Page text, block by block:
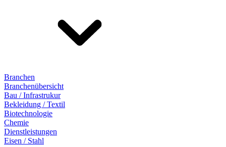
Branchen
Branchenübersicht
Bau / Infrastrukur
Bekleidung / Textil
Biotechnologie
Chemie
Dienstleistungen
Eisen / Stahl